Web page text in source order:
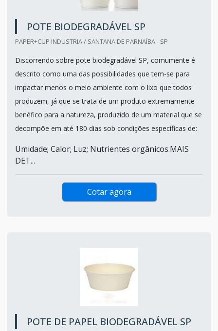
POTE BIODEGRADÁVEL SP
PAPER+CUP INDUSTRIA / SANTANA DE PARNAÍBA - SP
Discorrendo sobre pote biodegradável SP, comumente é
descrito como uma das possibilidades que tem-se para
impactar menos o meio ambiente com o lixo que todos
produzem, já que se trata de um produto extremamente
benéfico para a natureza, produzido de um material que se
decompõe em até 180 dias sob condições específicas de:
Umidade; Calor; Luz; Nutrientes orgânicos.MAIS
DET...
Cotar agora
POTE DE PAPEL BIODEGRADÁVEL SP